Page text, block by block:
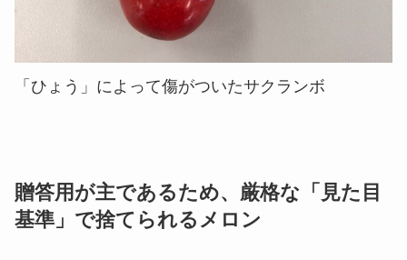
「ひょう」によって傷がついたサクランボ
贈答用が主であるため、厳格な「見た目
基準」で捨てられるメロン